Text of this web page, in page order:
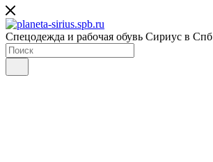
Спецодежда и рабочая обувь Сириус в Спб